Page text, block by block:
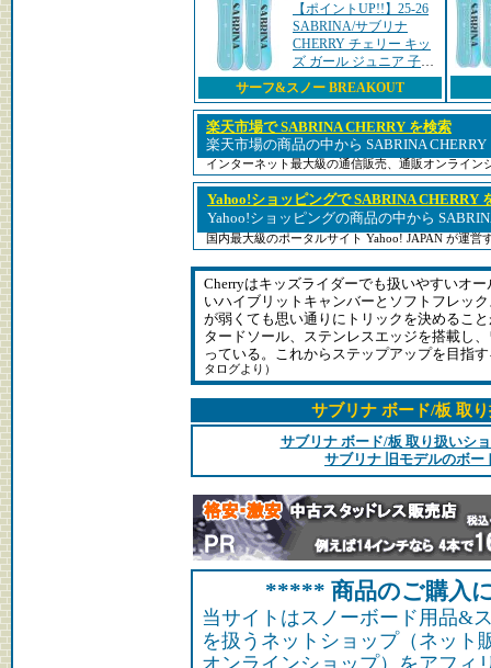
【ポイントUP!!】25-26
SABRINA/サブリナ
CHERRY チェリー キッ
ズ ガール ジュニア 子供
スノーボード パーク グ
ラトリ 板 2026 型落ち
サーフ&スノー BREAKOUT
楽天市場で SABRINA CHERRY を検索
楽天市場の商品の中から SABRINA
インターネット最大級の通信販売、通販オンライン
Yahoo!ショッピングで SABRINA CHERRY
Yahoo!ショッピングの商品の中から
国内最大級のポータルサイト Yahoo! JAPAN が運営
Cherryはキッズライダーでも扱いやすいオ
いハイブリットキャンバーとソフトフレッ
が弱くても思い通りにトリックを決めるこ
タードソール、ステンレスエッジを搭載し
っている。これからステップアップを目指
タログより）
サブリナ ボード/板 取
サブリナ ボード/板 取り扱いシ
サブリナ 旧モデルのボー
***** 商品のご購入
当サイトはスノーボード用品&
を扱うネットショップ（ネット
オンラインショップ）をアフィ